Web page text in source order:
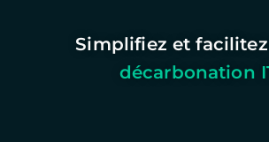
Simplifiez et facilitez
décarbonation